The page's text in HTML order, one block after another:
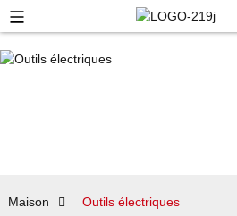
Maison Outils électriques